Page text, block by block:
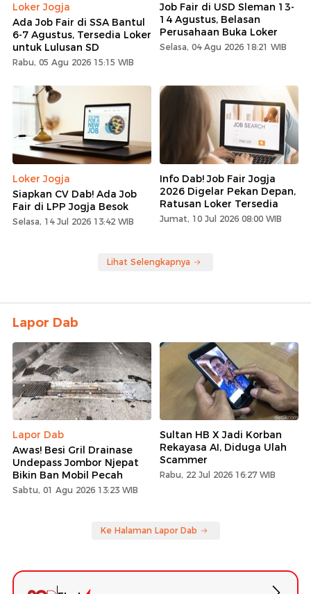
Loker Jogja
Ada Job Fair di SSA Bantul
6-7 Agustus, Tersedia Loker
untuk Lulusan SD
Rabu, 05 Agu 2026 15:15 WIB
Job Fair di USD Sleman 13-
14 Agustus, Belasan
Perusahaan Buka Loker
Selasa, 04 Agu 2026 18:21 WIB
Loker Jogja
Siapkan CV Dab! Ada Job
Fair di LPP Jogja Besok
Selasa, 14 Jul 2026 13:42 WIB
Info Dab! Job Fair Jogja
2026 Digelar Pekan Depan,
Ratusan Loker Tersedia
Jumat, 10 Jul 2026 08:00 WIB
Lihat Selengkapnya
Lapor Dab
Lapor Dab
Awas! Besi Gril Drainase
Undepass Jombor Njepat
Bikin Ban Mobil Pecah
Sabtu, 01 Agu 2026 13:23 WIB
Sultan HB X Jadi Korban
Rekayasa AI, Diduga Ulah
Scammer
Rabu, 22 Jul 2026 16:27 WIB
Ke Halaman Lapor Dab